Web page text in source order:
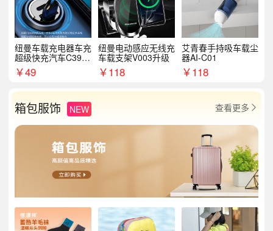
纽曼车载充电器车充
超级快充汽车C39提
手拉环
￥49
纽曼电动感应无线充
车载支架V003升级
￥118
艾青春手持吸车载尘
器AI-C01
￥118
箱包服饰 NEW 查看更多 